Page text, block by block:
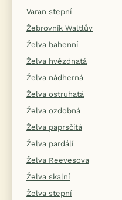
Varan stepní
Žebrovník Waltlův
Želva bahenní
Želva hvězdnatá
Želva nádherná
Želva ostruhatá
Želva ozdobná
Želva paprsčitá
Želva pardálí
Želva Reevesova
Želva skalní
Želva stepní